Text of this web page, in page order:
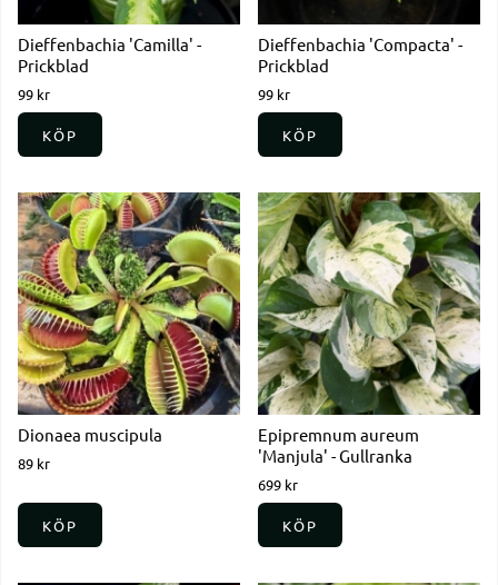
Dieffenbachia 'Camilla' -
Prickblad
99 kr
KÖP
Dieffenbachia 'Compacta' -
Prickblad
99 kr
KÖP
Dionaea muscipula
89 kr
KÖP
Epipremnum aureum
'Manjula' - Gullranka
699 kr
KÖP